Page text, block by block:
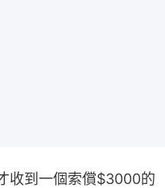
收到一個索償$3000的